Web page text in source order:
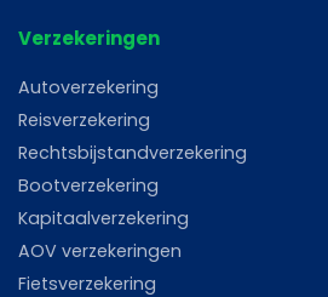
Verzekeringen
Autoverzekering
Reisverzekering
Rechtsbijstandverzekering
Bootverzekering
Kapitaalverzekering
AOV verzekeringen
Fietsverzekering